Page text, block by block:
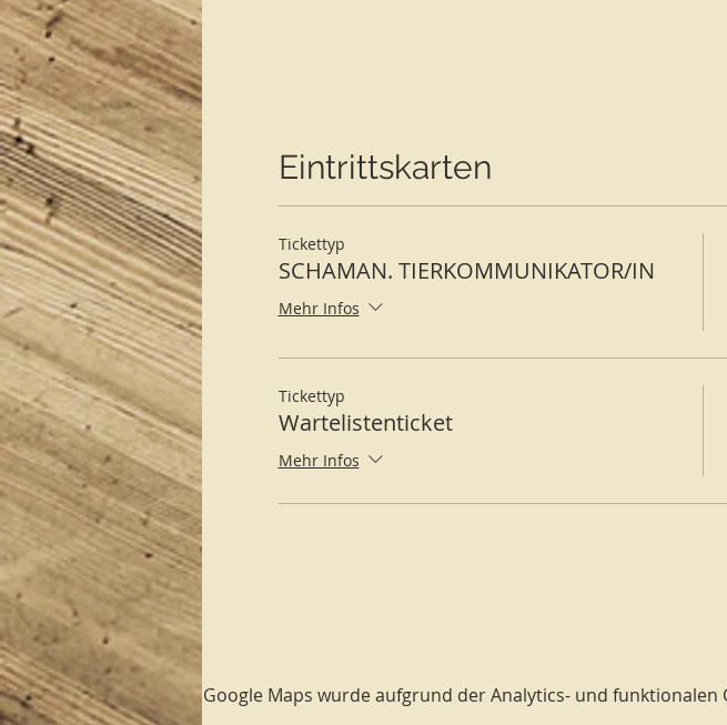
Eintrittskarten
Tickettyp
SCHAMAN. TIERKOMMUNIKATOR/IN
Mehr Infos
Tickettyp
Wartelistenticket
Mehr Infos
Google Maps wurde aufgrund der Analytics- und funktionalen